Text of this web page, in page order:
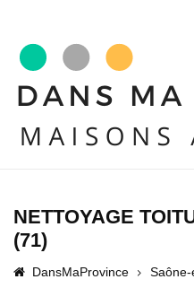
NETTOYAGE
(71)
DansMaProvince